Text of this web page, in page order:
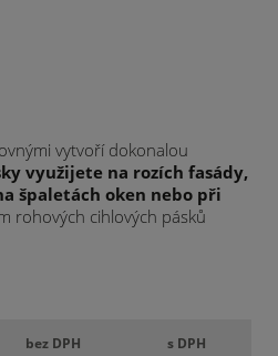
vytvoří dokonalou
využijete na rozích fasády,
špaletách oken nebo při
rohových cihlových pásků
bez DPH s DPH